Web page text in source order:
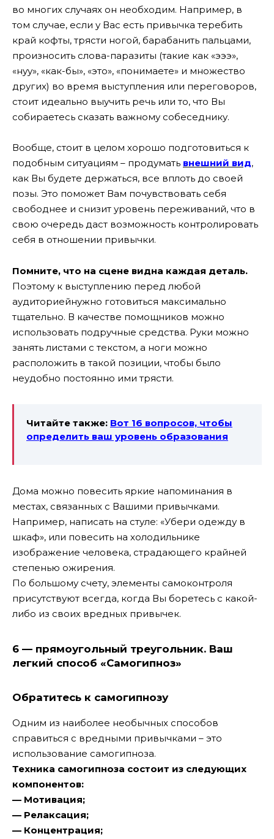
во многих случаях он необходим. Например, в
том случае, если у Вас есть привычка теребить
край кофты, трясти ногой, барабанить пальцами,
произносить слова-паразиты (такие как «эээ»,
«нуу», «как-бы», «это», «понимаете» и множество
других) во время выступления или переговоров,
стоит идеально выучить речь или то, что Вы
собираетесь сказать важному собеседнику.
Вообще, стоит в целом хорошо подготовиться к
подобным ситуациям – продумать внешний вид,
как Вы будете держаться, все вплоть до своей
позы. Это поможет Вам почувствовать себя
свободнее и снизит уровень переживаний, что в
свою очередь даст возможность контролировать
себя в отношении привычки.
Помните, что на сцене видна каждая деталь.
Поэтому к выступлению перед любой
аудиториейнужно готовиться максимально
тщательно. В качестве помощников можно
использовать подручные средства. Руки можно
занять листами с текстом, а ноги можно
расположить в такой позиции, чтобы было
неудобно постоянно ими трясти.
Читайте также: Вот 16 вопросов, чтобы
определить ваш уровень образования
Дома можно повесить яркие напоминания в
местах, связанных с Вашими привычками.
Например, написать на стуле: «Убери одежду в
шкаф», или повесить на холодильнике
изображение человека, страдающего крайней
степенью ожирения.
По большому счету, элементы самоконтроля
присутствуют всегда, когда Вы боретесь с какой-
либо из своих вредных привычек.
6 — прямоугольный треугольник. Ваш
легкий способ «Самогипноз»
Обратитесь к самогипнозу
Одним из наиболее необычных способов
справиться с вредными привычками – это
использование самогипноза.
Техника самогипноза состоит из следующих
компонентов:
— Мотивация;
— Релаксация;
— Концентрация;